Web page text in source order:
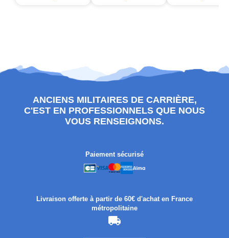
ANCIENS MILITAIRES DE CARRIÈRE,
C'EST EN PROFESSIONNELS QUE NOUS
VOUS RENSEIGNONS.
Paiement sécurisé
Livraison offerte à partir de 60€ d'achat en France
métropolitaine